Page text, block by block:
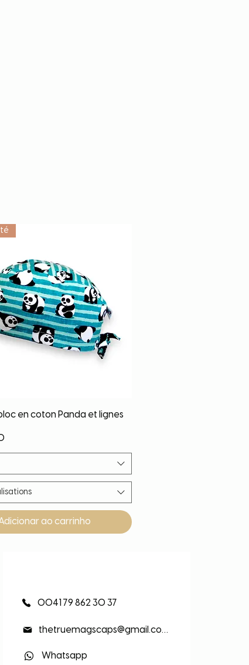
Visualização rápida
en coton Panda et lignes
ao carrinho
0041 79 862 30 37
thetruemagscaps@gmail.com
Whatsapp